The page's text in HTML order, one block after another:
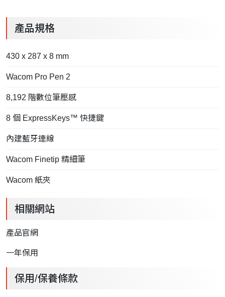
產品規格
430 x 287 x 8 mm
Wacom Pro Pen 2
8,192 階數位筆壓感
8 個 ExpressKeys™ 快捷鍵
內建藍牙連線
Wacom Finetip 精細筆
Wacom 紙夾
相關網站
產品官網
一年保用
保用/保養條款